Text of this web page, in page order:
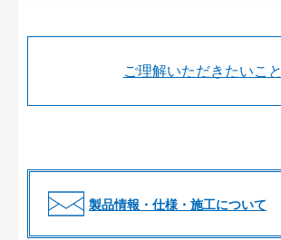
ご理解いただきたいこと
製品情報・仕様・施工について